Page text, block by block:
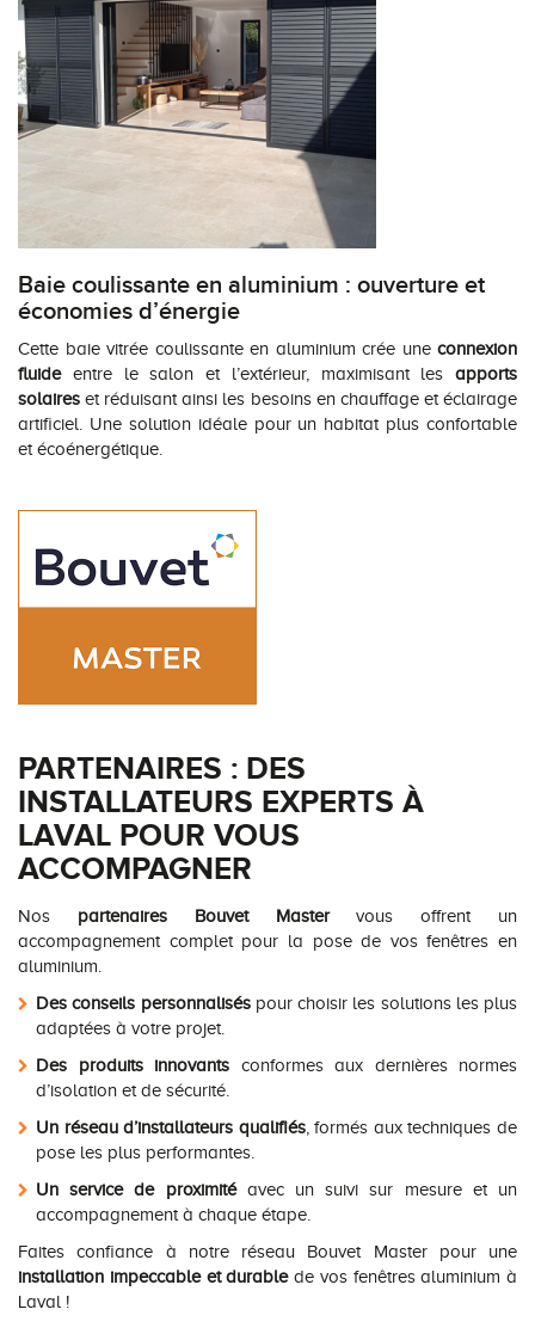
Baie coulissante en aluminium : ouverture et
économies d’énergie
Cette baie vitrée coulissante en aluminium crée une connexion
fluideentre le salon et l’extérieur, maximisant les apports
solaires et réduisant ainsi les besoins en chauffage et éclairage
artificiel. Une solution idéale pour un habitat plus confortable
et écoénergétique.
PARTENAIRES : DES
INSTALLATEURS EXPERTS À
LAVAL POUR VOUS
ACCOMPAGNER
Nos partenaires Bouvet Mastervous offrent un
accompagnement complet pour la pose de vos fenêtres en
aluminium.
Des conseils personnaliséspour choisir les solutions les plus
adaptées à votre projet.
Des produits innovants conformes aux dernières normes
d’isolation et de sécurité.
Un réseau d’installateurs qualifiés, formés aux techniques de
pose les plus performantes.
Un service de proximitéavec un suivi sur mesure et un
accompagnement à chaque étape.
Faites confiance à notre réseau Bouvet Master pour une
installation impeccable et durablede vos fenêtres aluminium à
Laval !